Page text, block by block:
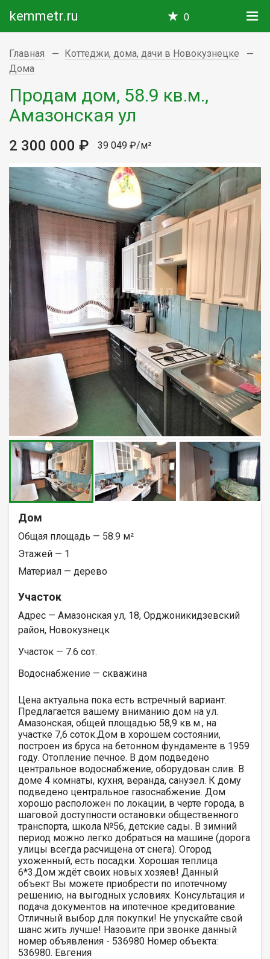
kemmetr.ru 0
Главная
Коттеджи, дома, дачи в Новокузнецке
Дома
Продам дом, 58.9 кв.м.,
Амазонская ул
2 300 000 ₽ 39 049 ₽/м²
Дом
Общая площадь — 58.9 м²
Этажей — 1
Материал — дерево
Участок
Адрес — Амазонская ул, 18, Орджоникидзевский
район, Новокузнецк
Участок — 7.6 сот.
Водоснабжение — скважина
Цена актуальна пока есть встречный вариант.
Предлагается вашему вниманию дом на ул.
Амазонская, общей площадью 58,9 кв.м., на
участке 7,6 соток.Дом в хорошем состоянии,
построен из бруса на бетонном фундаменте в 1959
году. Отопление печное. В дом подведено
центральное водоснабжение, оборудован слив. В
доме 4 комнаты, кухня, веранда, санузел. К дому
подведено центральное газоснабжение. Дом
хорошо расположен по локации, в черте города, в
шаговой доступности остановки общественного
транспорта, школа №56, детские сады. В зимний
период можно легко добраться на машине (дорога
улицы всегда расчищена от снега). Огород
ухоженный, есть посадки. Хорошая теплица
6*3.Дом ждёт своих новых хозяев! Данный
объект Вы можете приобрести по ипотечному
решению, на выгодных условиях. Консультация и
подача документов на ипотечное кредитование.
Отличный выбор для покупки! Не упускайте свой
шанс жить лучше! Назовите при звонке данный
номер объявления - 536980 Номер объекта:
536980. Евгения